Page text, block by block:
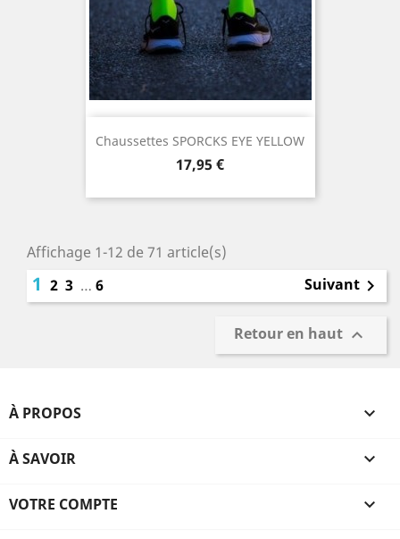
Chaussettes SPORCKS EYE YELLOW
Prix
17,95 €
Affichage 1-12 de 71 article(s)
1 2 3 … 6 Suivant 
Retour en haut 
À PROPOS 
À SAVOIR 
VOTRE COMPTE 